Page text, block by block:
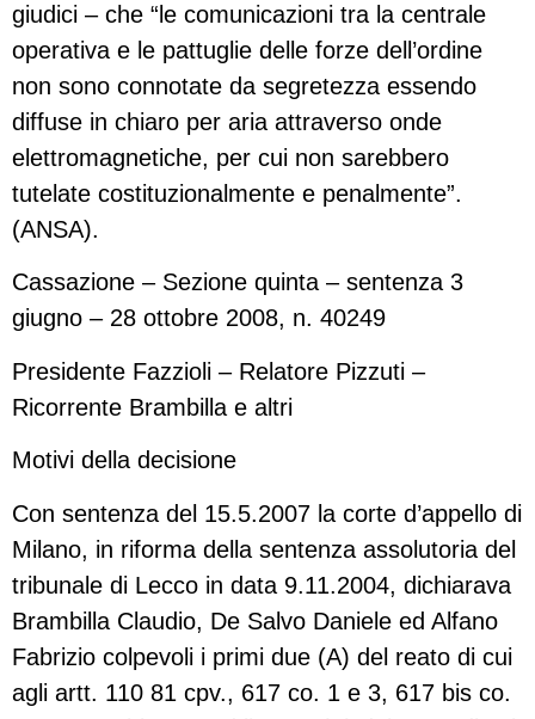
giudici – che “le comunicazioni tra la centrale
operativa e le pattuglie delle forze dell’ordine
non sono connotate da segretezza essendo
diffuse in chiaro per aria attraverso onde
elettromagnetiche, per cui non sarebbero
tutelate costituzionalmente e penalmente”.
(ANSA).
Cassazione – Sezione quinta – sentenza 3
giugno – 28 ottobre 2008, n. 40249
Presidente Fazzioli – Relatore Pizzuti –
Ricorrente Brambilla e altri
Motivi della decisione
Con sentenza del 15.5.2007 la corte d’appello di
Milano, in riforma della sentenza assolutoria del
tribunale di Lecco in data 9.11.2004, dichiarava
Brambilla Claudio, De Salvo Daniele ed Alfano
Fabrizio colpevoli i primi due (A) del reato di cui
agli artt. 110 81 cpv., 617 co. 1 e 3, 617 bis co.